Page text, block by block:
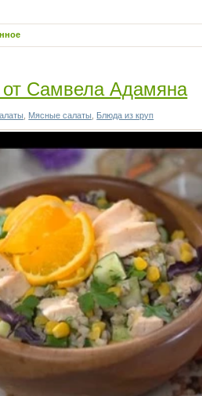
от Самвела Адамяна
Мясные салаты Блюда из круп